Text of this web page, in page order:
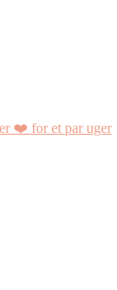
❤️ for et par uger